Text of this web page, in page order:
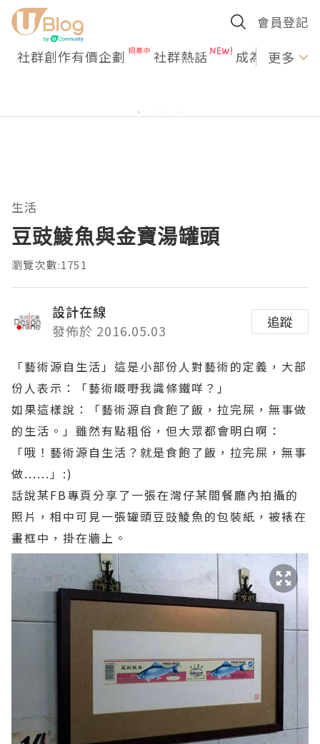
會員登記
社群創作有價企劃 社群熱話 成為U更多
生活
豆豉鯪魚與金寶湯罐頭
瀏覽次數:1751
設計在線
發佈於 2016.05.03
追蹤
「藝術源自生活」這是小部份人對藝術的定義，大部
份人表示：「藝術嘅嘢我識條鐵咩？」
如果這樣說：「藝術源自食飽了飯，拉完屎，無事做
的生活。」雖然有點粗俗，但大眾都會明白啊：
「哦！藝術源自生活？就是食飽了飯，拉完屎，無事
做......」:)
話說某FB專頁分享了一張在灣仔某間餐廳內拍攝的
照片，相中可見一張罐頭豆豉鯪魚的包裝紙，被裱在
畫框中，掛在牆上。